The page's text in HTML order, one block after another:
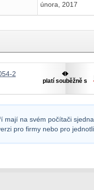
února, 2017
2
platí souběžně s
mají na svém počítači
pro firmy nebo pro